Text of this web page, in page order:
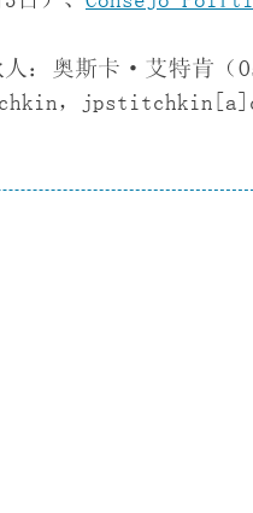
人：奥斯卡·艾特
，